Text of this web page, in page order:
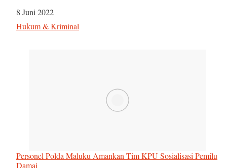
Tanggal
8 Juni 2022
Sehubungan dengan
Hukum & Kriminal
Personel Polda Maluku Amankan Tim KPU Sosialisasi Pemilu
Damai